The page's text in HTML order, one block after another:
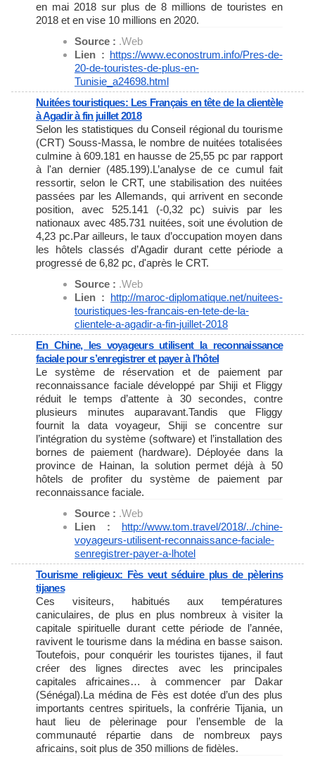
en mai 2018 sur plus de 8 millions de touristes en
2018 et en vise 10 millions en 2020.
Source : .Web
Lien : https://www.econostrum.info/Pres-de-
20-de-touristes-de-plus-en-
Tunisie_a24698.html
Nuitées touristiques: Les Français en tête de la clientèle
à Agadir à fin juillet 2018
Selon les statistiques du Conseil régional du tourisme
(CRT) Souss-Massa, le nombre de nuitées totalisées
culmine à 609.181 en hausse de 25,55 pc par rapport
à l'an dernier (485.199).L’analyse de ce cumul fait
ressortir, selon le CRT, une stabilisation des nuitées
passées par les Allemands, qui arrivent en seconde
position, avec 525.141 (-0,32 pc) suivis par les
nationaux avec 485.731 nuitées, soit une évolution de
4,23 pc.Par ailleurs, le taux d’occupation moyen dans
les hôtels classés d’Agadir durant cette période a
progressé de 6,82 pc, d'après le CRT.
Source : .Web
Lien : http://maroc-diplomatique.net/nuitees-
touristiques-les-francais-en-tete-de-la-
clientele-a-agadir-a-fin-juillet-2018
En Chine, les voyageurs utilisent la reconnaissance
faciale pour s’enregistrer et payer à l’hôtel
Le système de réservation et de paiement par
reconnaissance faciale développé par Shiji et Fliggy
réduit le temps d’attente à 30 secondes, contre
plusieurs minutes auparavant.Tandis que Fliggy
fournit la data voyageur, Shiji se concentre sur
l’intégration du système (software) et l’installation des
bornes de paiement (hardware). Déployée dans la
province de Hainan, la solution permet déjà à 50
hôtels de profiter du système de paiement par
reconnaissance faciale.
Source : .Web
Lien : http://www.tom.travel/2018/../chine-
voyageurs-utilisent-reconnaissance-faciale-
senregistrer-payer-a-lhotel
Tourisme religieux: Fès veut séduire plus de pèlerins
tijanes
Ces visiteurs, habitués aux températures
caniculaires, de plus en plus nombreux à visiter la
capitale spirituelle durant cette période de l’année,
ravivent le tourisme dans la médina en basse saison.
Toutefois, pour conquérir les touristes tijanes, il faut
créer des lignes directes avec les principales
capitales africaines… à commencer par Dakar
(Sénégal).La médina de Fès est dotée d’un des plus
importants centres spirituels, la confrérie Tijania, un
haut lieu de pèlerinage pour l’ensemble de la
communauté répartie dans de nombreux pays
africains, soit plus de 350 millions de fidèles.